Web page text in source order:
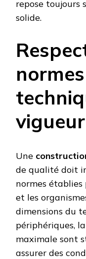
repose toujours
solide.
vigueur
Une
de qualité doit
normes
et les
dimensions du
périphériques,
maximale sont
assurer des